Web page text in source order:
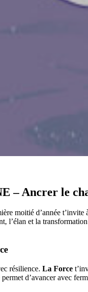
– Ancrer le
moitié d’année
l’élan et la
résilience. La Force
d’avancer avec